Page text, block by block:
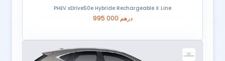
PHEV xDrive50e Hybride Rechargeable X Line
995 000 درهم